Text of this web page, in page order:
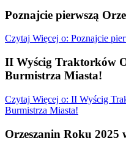
Poznajcie pierwszą
Czytaj Więcej o: Poznajcie
II Wyścig Traktorków
Burmistrza Miasta!
Czytaj Więcej o: II Wyścig
Burmistrza Miasta!
Orzeszanin Roku 2025